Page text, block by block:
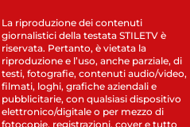
La riproduzione dei contenuti
giornalistici della testata STILETV è
riservata. Pertanto, è vietata la
riproduzione e l’uso, anche parziale, di
testi, fotografie, contenuti audio/video,
filmati, loghi, grafiche aziendali e
pubblicitarie, con qualsiasi dispositivo
elettronico/digitale o per mezzo di
fotocopie, registrazioni, cover e tutto